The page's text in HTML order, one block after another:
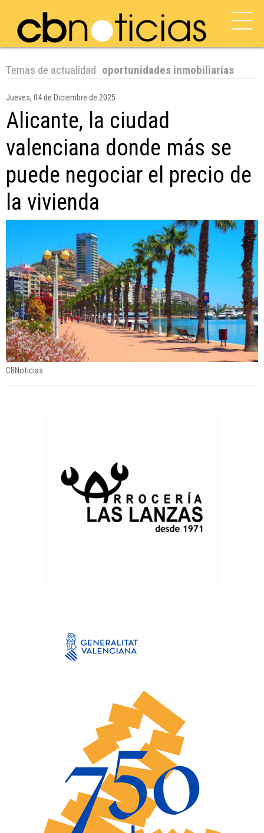
Temas de actualidad oportunidades inmobiliarias
Jueves, 04 de Diciembre de 2025
Alicante, la ciudad
valenciana donde más se
puede negociar el precio de
la vivienda
CBNoticias